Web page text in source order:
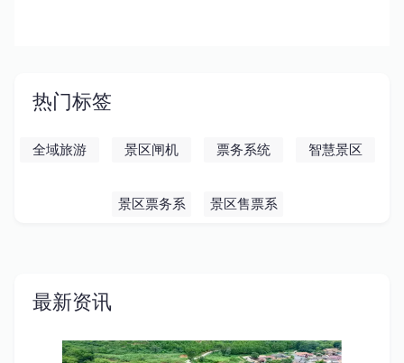
热门标签
全域旅游 景区闸机 票务系统 智慧景区
景区票务系
景区售票系
最新资讯